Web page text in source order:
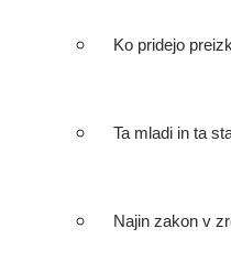
Ko pridejo
Ta mladi in ta
Najin zakon v